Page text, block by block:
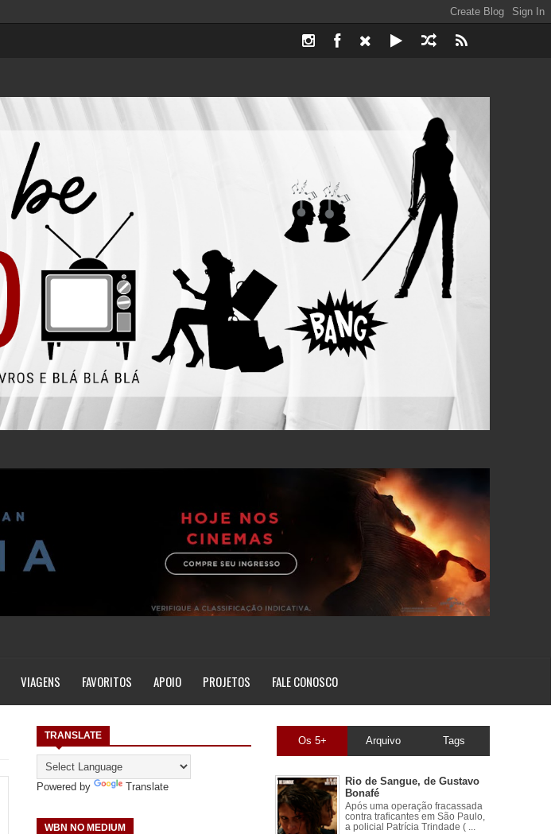
VIAGENS FAVORITOS APOIO PROJETOS FALE CONOSCO
TRANSLATE
Powered by Translate
WBN NO MEDIUM
Os 5+ Arquivo Tags
Rio de Sangue, de Gustavo
Bonafé
Após uma operação fracassada
contra traficantes em São Paulo,
a policial Patrícia Trindade ( ...